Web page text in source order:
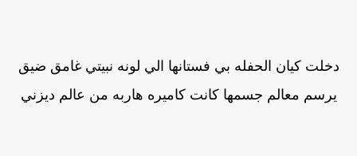
دخلت كيان الحفله بي فستانها الي لونه نبيتي غامق ضيق
يرسم معالم جسمها كانت كاميره هاربه من عالم ديزني